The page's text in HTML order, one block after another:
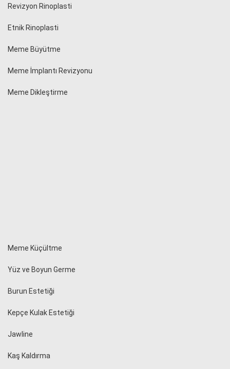
Revizyon Rinoplasti
Etnik Rinoplasti
Meme Büyütme
Meme İmplantı Revizyonu
Meme Dikleştirme
Meme Küçültme
Yüz ve Boyun Germe
Burun Estetiği
Kepçe Kulak Estetiği
Jawline
Kaş Kaldırma